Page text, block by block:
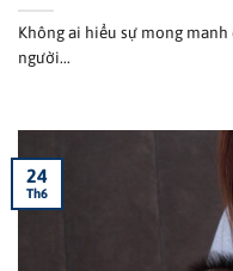
Không ai hiểu sự mong
người...
24
Th6